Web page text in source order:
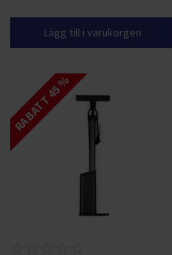
Lägg till i varukorgen
RABATT 45 %